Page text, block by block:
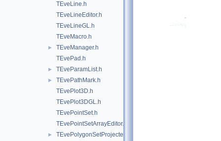
TEveLine.h
TEveLineEditor.h
TEveLineGL.h
TEveMacro.h
►
TEveManager.h
TEvePad.h
► TEveParamList.h
►
TEvePathMark.h
TEvePlot3D.h
TEvePlot3DGL.h
TEvePointSet.h
TEvePointSetArrayEditor.h
► TEvePolygonSetProjected.h